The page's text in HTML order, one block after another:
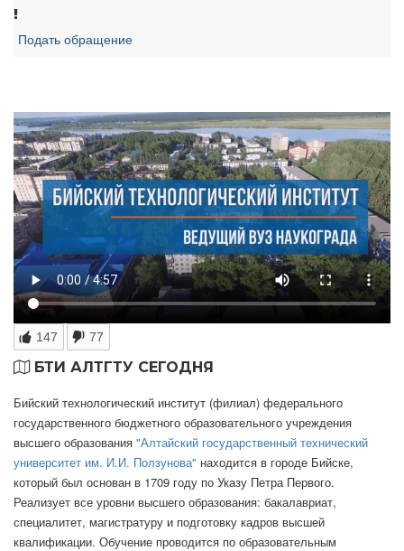
Подать обращение
147 77
БТИ АЛТГТУ СЕГОДНЯ
Бийский технологический институт (филиал) федерального
государственного бюджетного образовательного учреждения
высшего образования "Алтайский государственный технический
университет им. И.И. Ползунова" находится в городе Бийске,
который был основан в 1709 году по Указу Петра Первого.
Реализует все уровни высшего образования: бакалавриат,
специалитет, магистратуру и подготовку кадров высшей
квалификации. Обучение проводится по образовательным